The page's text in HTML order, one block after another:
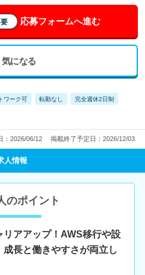
応募フォームへ進む
気になる
ワーク可 転勤なし 完全週休2日制
：2026/06/12 掲載終了予定日：2026/12/03
人情報
のポイント
アアップ！AWS移行や設
長と働きやすさが両立し